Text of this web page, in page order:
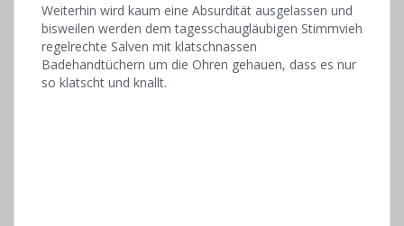
Weiterhin wird kaum eine Absurdität ausgelassen und
bisweilen werden dem tagesschaugläubigen Stimmvieh
regelrechte Salven mit klatschnassen
Badehandtüchern um die Ohren gehauen, dass es nur
so klatscht und knallt.